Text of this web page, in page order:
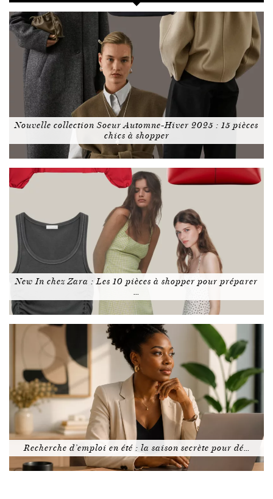
Nouvelle collection Soeur Automne-Hiver 2025 : 15 pièces
chics à shopper
New In chez Zara : Les 10 pièces à shopper pour préparer
…
Recherche d’emploi en été : la saison secrète pour dé…